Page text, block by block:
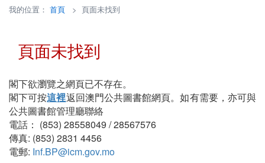
我的位置： 首頁 > 頁面未找到
頁面未找到
閣下欲瀏覽之網頁已不存在。
閣下可按這裡返回澳門公共圖書館網頁。如有需要，亦可與
公共圖書館管理廳聯絡
電話： (853) 28558049 / 28567576
傳真: (853) 2831 4456
電郵: Inf.BP@icm.gov.mo